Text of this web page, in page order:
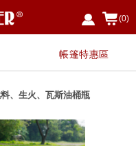
(0)
帳篷特惠區
、生火、瓦斯油桶瓶